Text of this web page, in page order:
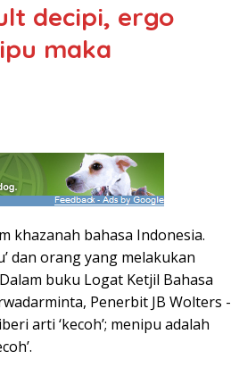
decipi, ergo
maka
khazanah bahasa Indonesia.
dan orang yang melakukan
buku Logat Ketjil Bahasa
Penerbit JB Wolters -
arti ‘kecoh’; menipu adalah